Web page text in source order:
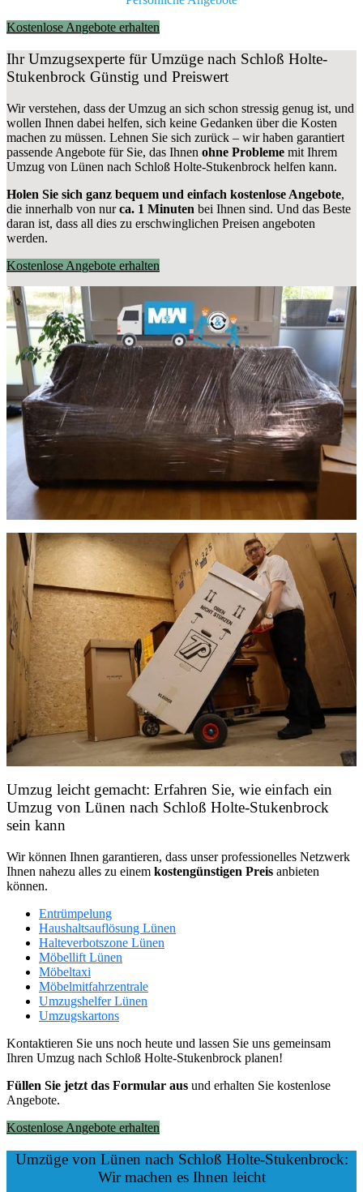
Kostenlose Angebote erhalten
Ihr Umzugsexperte für Umzüge nach Schloß Holte-
Stukenbrock Günstig und Preiswert
Wir verstehen, dass der Umzug an sich schon stressig genug ist, und
wollen Ihnen dabei helfen, sich keine Gedanken über die Kosten
machen zu müssen. Lehnen Sie sich zurück – wir haben garantiert
passende Angebote für Sie, das Ihnen ohne Probleme mit Ihrem
Umzug von Lünen nach Schloß Holte-Stukenbrock helfen kann.
Holen Sie sich ganz bequem und einfach kostenlose Angebote,
die innerhalb von nurca. 1 Minuten bei Ihnen sind. Und das Beste
daran ist, dass all dies zu erschwinglichen Preisen angeboten
werden.
Kostenlose Angebote erhalten
Umzug leicht gemacht: Erfahren Sie, wie einfach ein
Umzug von Lünen nach Schloß Holte-Stukenbrock
sein kann
Wir können Ihnen garantieren, dass unser professionelles Netzwerk
Ihnen nahezu alles zu einem kostengünstigen Preis anbieten
können.
Entrümpelung
Haushaltsauflösung Lünen
Halteverbotszone Lünen
Möbellift Lünen
Möbeltaxi
Möbelmitfahrzentrale
Umzugshelfer Lünen
Umzugskartons
Kontaktieren Sie uns noch heute und lassen Sie uns gemeinsam
Ihren Umzug nach Schloß Holte-Stukenbrock planen!
Füllen Sie jetzt das Formular aus und erhalten Sie kostenlose
Angebote.
Kostenlose Angebote erhalten
Umzüge von Lünen nach Schloß Holte-Stukenbrock:
Wir machen es Ihnen leicht